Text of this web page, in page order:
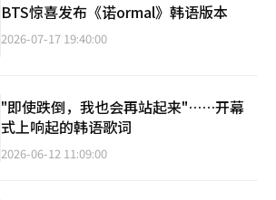
BTS惊喜发布《诺ormal》韩语版本
2026-07-17 19:40:00
"即使跌倒，我也会再站起来"……开幕
式上响起的韩语歌词
2026-06-12 11:09:00